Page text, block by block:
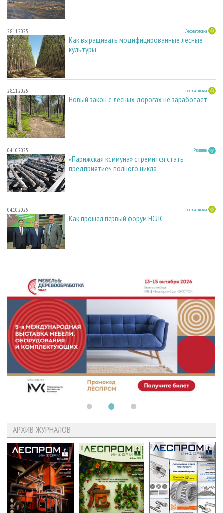
28.11.2025 Лесозаготовка
Как выращивать модифицированные лесные
культуры
28.11.2025 Лесозаготовка
Новый закон о лесных дорогах не заработает
04.10.2025 Развитие
«Парижская коммуна» стремится стать
предприятием полного цикла
04.10.2025 Лесозаготовка
Как прошел первый форум НСЛС
АРХИВ ЖУРНАЛОВ